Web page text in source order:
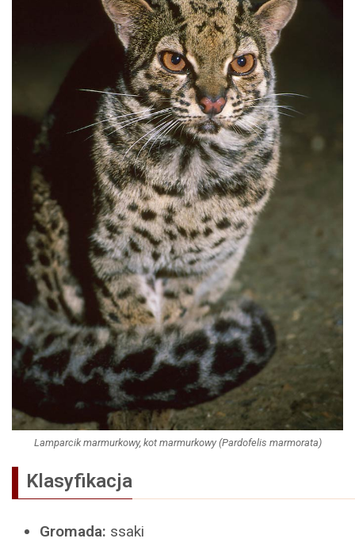
Lamparcik marmurkowy, kot marmurkowy (Pardofelis marmorata)
Klasyfikacja
Gromada: ssaki